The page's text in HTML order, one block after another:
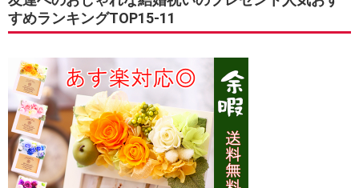
すめランキングTOP15-11